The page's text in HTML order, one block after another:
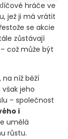
hráče ve
jež ji má vrátit
se akcie
zůstávají
což může být
níž běží
jeho
– společnost
i
umělá
růstu.